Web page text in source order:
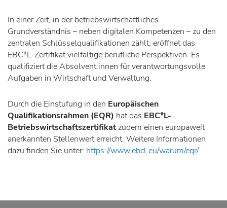
In einer Zeit, in der betriebswirtschaftliches
Grundverständnis – neben digitalen Kompetenzen – zu den
zentralen Schlüsselqualifikationen zählt, eröffnet das
EBC*L-Zertifikat vielfältige berufliche Perspektiven. Es
qualifiziert die Absolvent:innen für verantwortungsvolle
Aufgaben in Wirtschaft und Verwaltung.
Durch die Einstufung in den Europäischen
Qualifikationsrahmen (EQR) hat das EBC*L-
Betriebswirtschaftszertifikat zudem einen europaweit
anerkannten Stellenwert erreicht. Weitere Informationen
dazu finden Sie unter: https://www.ebcl.eu/warum/eqr/